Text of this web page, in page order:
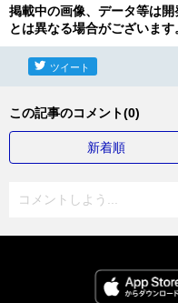
掲載中の画像、データ等は
とは異なる場合がございます
ツイート
この記事のコメント(0)
新着順
コメントしよう...